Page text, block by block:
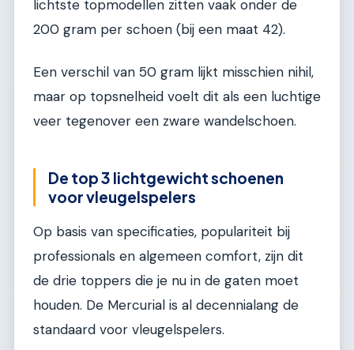
lichtste topmodellen zitten vaak onder de
200 gram per schoen (bij een maat 42).
Een verschil van 50 gram lijkt misschien nihil,
maar op topsnelheid voelt dit als een luchtige
veer tegenover een zware wandelschoen.
De top 3 lichtgewicht schoenen
voor vleugelspelers
Op basis van specificaties, populariteit bij
professionals en algemeen comfort, zijn dit
de drie toppers die je nu in de gaten moet
houden. De Mercurial is al decennialang de
standaard voor vleugelspelers.